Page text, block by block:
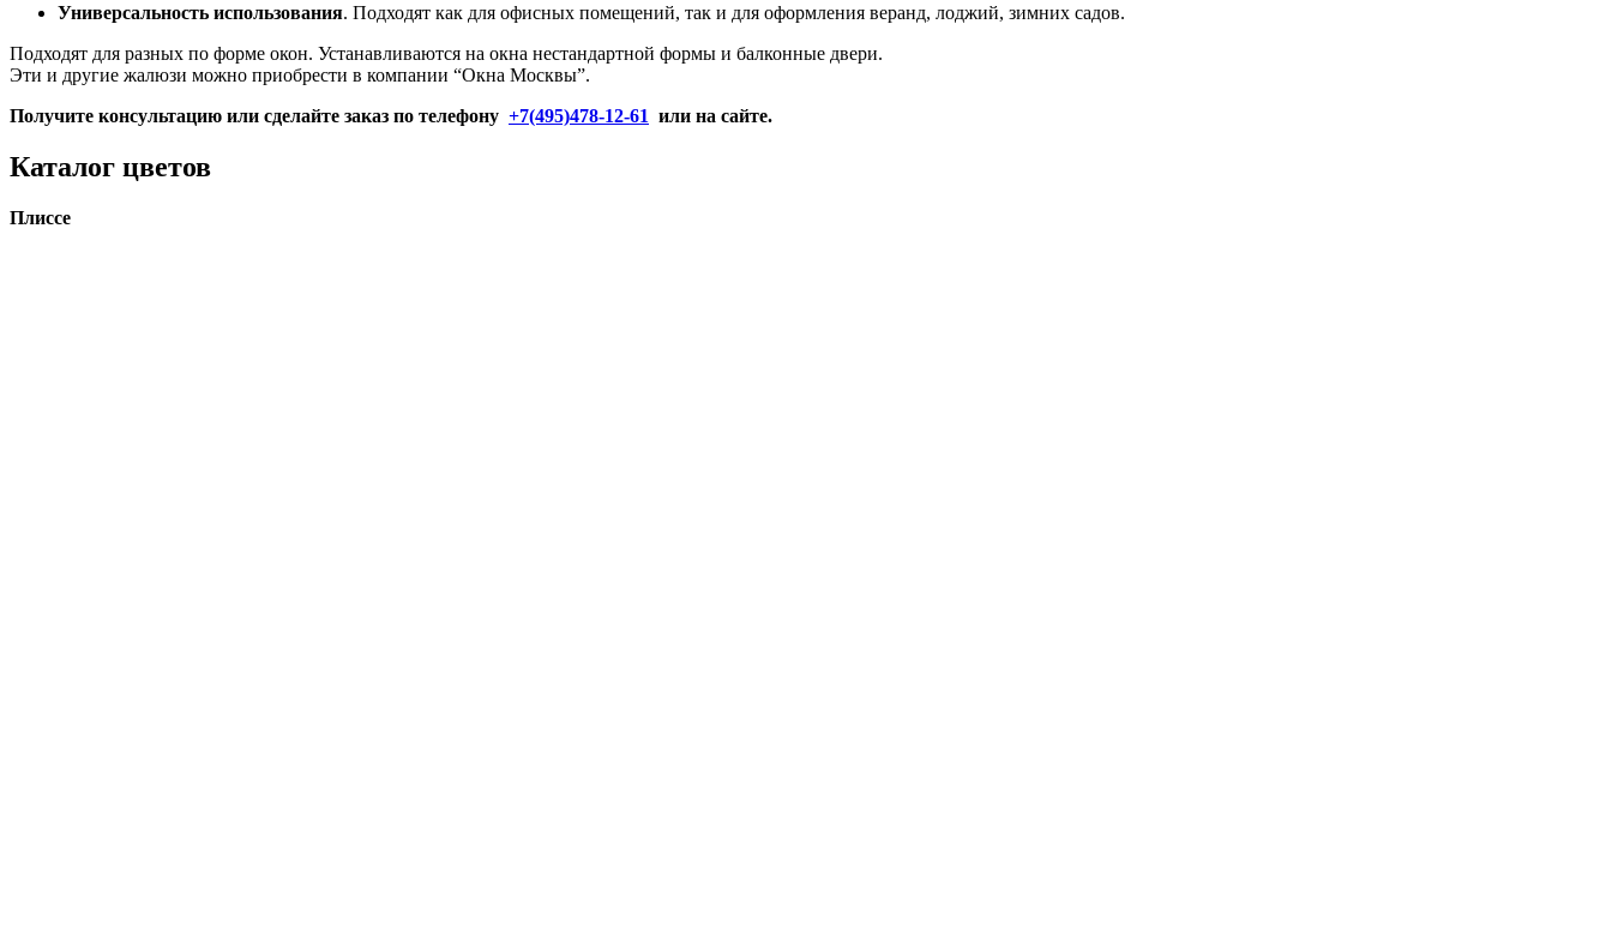
Универсальность использования. Подходят как для офисных помещений, так и для оформления веранд, лоджий, зимних садов.
Подходят для разных по форме окон. Устанавливаются на окна нестандартной формы и балконные двери.
Эти и другие жалюзи можно приобрести в компании “Окна Москвы”.
Получите консультацию или сделайте заказ по телефону +7(495)478-12-61 или на сайте.
Каталог цветов
Плиссе